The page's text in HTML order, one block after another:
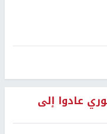
عادوا إلى